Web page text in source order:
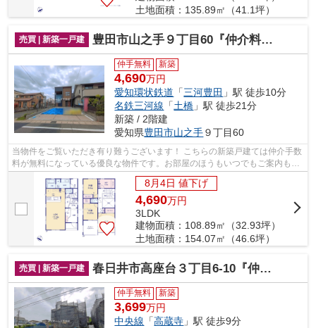
土地面積：135.89㎡（41.1坪）
売買 | 新築一戸建 豊田市山之手９丁目60『仲介料無料』新築戸建て
仲手無料 新築
4,690万円
愛知環状鉄道 「三河豊田 」駅 徒歩10分
名鉄三河線 「土橋 」駅 徒歩21分
新築 / 2階建
愛知県豊田市山之手９丁目60
当物件をご覧いただき有り難うございます！ こちらの新築戸建ては仲介手数
料が無料になっている優良な物件です。お部屋のほうもいつでもご案内もさ
せて頂きますのでお気軽にお問合せ下...
8月4日 値下げ
4,690万円
3LDK
建物面積：108.89㎡（32.93坪）
土地面積：154.07㎡（46.6坪）
売買 | 新築一戸建 春日井市高座台３丁目6-10『仲介料無料』新築戸建て
仲手無料 新築
3,699万円
中央線 「高蔵寺 」駅 徒歩9分